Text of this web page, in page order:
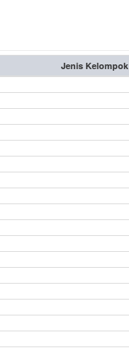
Jenis Kelompok